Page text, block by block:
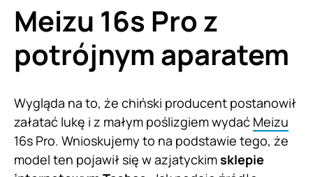
Meizu 16s Pro z
potrójnym aparatem
Wygląda na to, że chiński producent postanowił
załatać lukę i z małym poślizgiem wydać Meizu
16s Pro. Wnioskujemy to na podstawie tego, że
model ten pojawił się w azjatyckimsklepie